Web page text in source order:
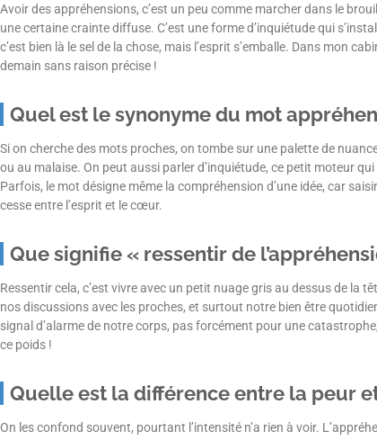
Avoir des appréhensions, c’est un peu comme marcher dans le
une certaine crainte diffuse. C’est une forme d’inquiétude qui
c’est bien là le sel de la chose, mais l’esprit s’emballe. Dans mon
demain sans raison précise !
Quel est le synonyme du mot
Si on cherche des mots proches, on tombe sur une palette de
ou au malaise. On peut aussi parler d’inquiétude, ce petit moteur
Parfois, le mot désigne même la compréhension d’une idée, car
cesse entre l’esprit et le cœur.
Que signifie « ressentir de
Ressentir cela, c’est vivre avec un petit nuage gris au dessus de la
nos discussions avec les proches, et surtout notre bien être
signal d’alarme de notre corps, pas forcément pour une
ce poids !
Quelle est la différence entre la peur
On les confond souvent, pourtant l’intensité n’a rien à voir.